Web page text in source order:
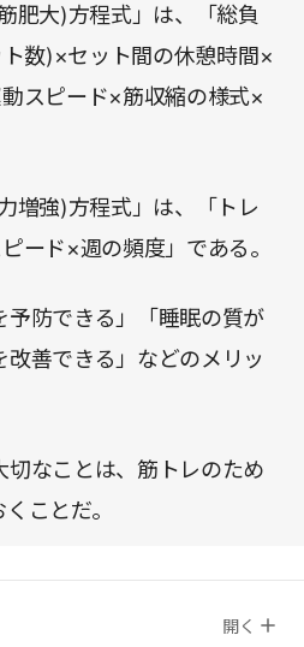
筋トレは、人生の課題を解
なのだ。
肥大)方程式」は、「総負
数)×セット間の休憩時間×
スピード×筋収縮の様式×
増強)方程式」は、「トレ
ード×週の頻度」である。
予防できる」「睡眠の質が
改善できる」などのメリッ
なことは、筋トレのため
ことだ。
開く